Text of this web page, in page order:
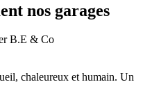
nos garages
B.E & Co
chaleureux et humain. Un